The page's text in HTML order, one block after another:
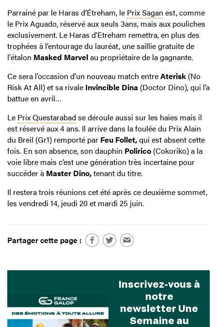
Parrainé par le Haras d’Étreham, le Prix Sagan est, comme
le Prix Aguado, réservé aux seuls 3ans, mais aux pouliches
exclusivement. Le Haras d'Etreham remettra, en plus des
trophées à l’entourage du lauréat, une saillie gratuite de
l'étalon Masked Marvelau propriétaire de la gagnante.
Ce sera l’occasion d’un nouveau match entreAterisk (No
Risk At All) et sa rivale Invincible Dina (Doctor Dino), qui l’a
battue en avril…
Le Prix Questarabad se déroule aussi sur les haies mais il
est réservé aux 4 ans. Il arrive dans la foulée du Prix Alain
du Breil (Gr1) remporté par Feu Follet,qui est absent cette
fois. En son absence, son dauphin Polirico (Cokoriko) a la
voie libre mais c’est une génération très incertaine pour
succéder à Master Dino,tenant du titre.
Il restera trois réunions cet été après ce deuxième sommet,
les vendredi 14, jeudi 20 et mardi 25 juin.
Partager cette page :
Inscrivez-vous à
notre
newsletter Une
Semaine au